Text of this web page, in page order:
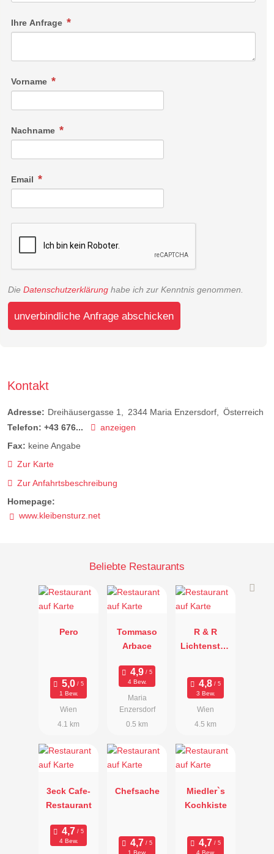
Ihre Anfrage
Vorname
Nachname
Email
Die Datenschutzerklärung habe ich zur Kenntnis genommen.
unverbindliche Anfrage abschicken
Kontakt
Adresse: Dreihäusergasse 1 2344 Maria Enzersdorf
Österreich
Telefon: +43 676...
anzeigen
Fax: keine Angabe
Zur Karte
Zur Anfahrtsbeschreibung
Homepage:
www.kleibensturz.net
Beliebte Restaurants
Pero
1 Bew.
Wien
4.1 km
Tommaso
Arbace
4 Bew.
Maria
Enzersdorf
0.5 km
R & R
Lichtenstög
3 Bew.
Wien
4.5 km
3eck Cafe-
Restaurant
4 Bew.
Chefsache
1 Bew.
Miedler`s
Kochkiste
4 Bew.